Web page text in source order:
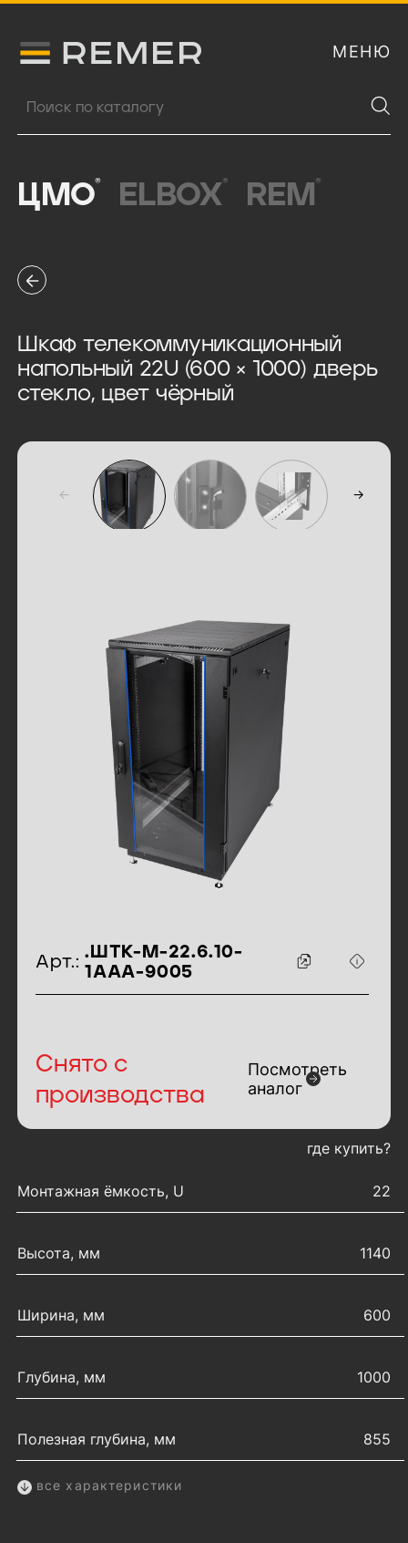
Логитип компании Remer МЕНЮ
Поиск продукции
ЦМО® ELBOX® REM ®
Шкаф телекоммуникационный
напольный 22U (600 × 1000) дверь
стекло, цвет чёрный
идентификаторы товара
Арт.:
.ШТК-М-22.6.10-
1ААА-9005
Снято с
производства
Посмотреть
аналог
где купить?
Монтажная ёмкость, U
22
Высота, мм 1140
Ширина, мм 600
Глубина, мм 1000
Полезная глубина, мм 855
все характеристики